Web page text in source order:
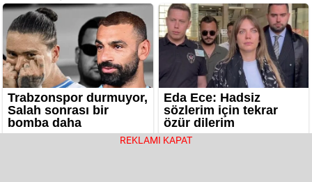
REKLAMI KAPAT